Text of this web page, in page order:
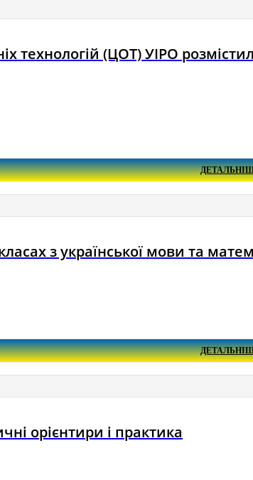
технологій (ЦОТ) УІРО
з української мови та
орієнтири і практика